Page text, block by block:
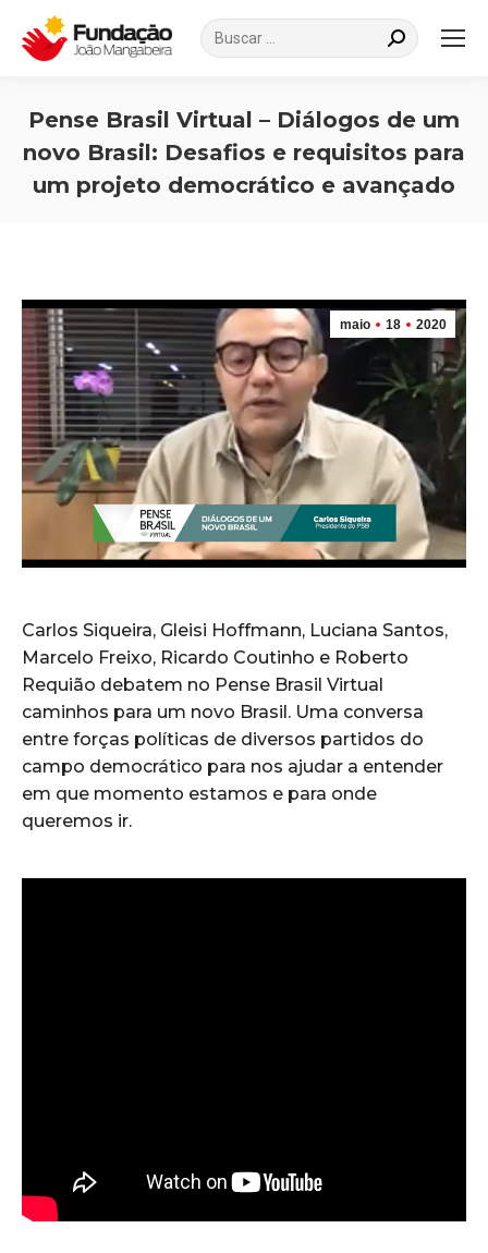
Search:
Pense Brasil Virtual – Diálogos de um
novo Brasil: Desafios e requisitos para
um projeto democrático e avançado
maio 18 2020
Carlos Siqueira, Gleisi Hoffmann, Luciana Santos,
Marcelo Freixo, Ricardo Coutinho e Roberto
Requião debatem no Pense Brasil Virtual
caminhos para um novo Brasil. Uma conversa
entre forças políticas de diversos partidos do
campo democrático para nos ajudar a entender
em que momento estamos e para onde
queremos ir.